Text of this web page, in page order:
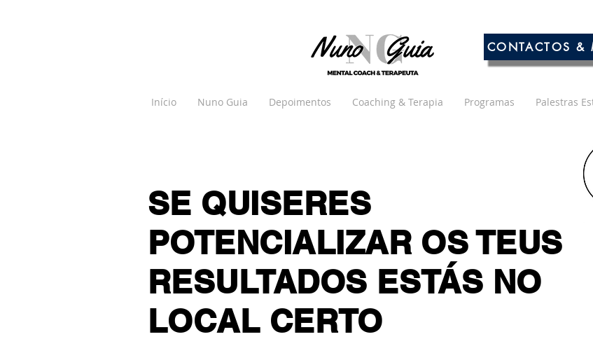
CONTACTOS &
Início Nuno Guia Depoimentos Coaching & Terapia Programas Palestras
SE QUISERES
POTENCIALIZAR OS TEUS
RESULTADOS ESTÁS NO
LOCAL CERTO